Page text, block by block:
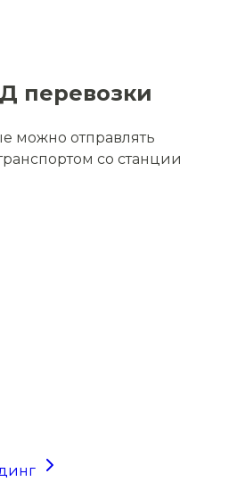
перевозки
можно отправлять
со станции